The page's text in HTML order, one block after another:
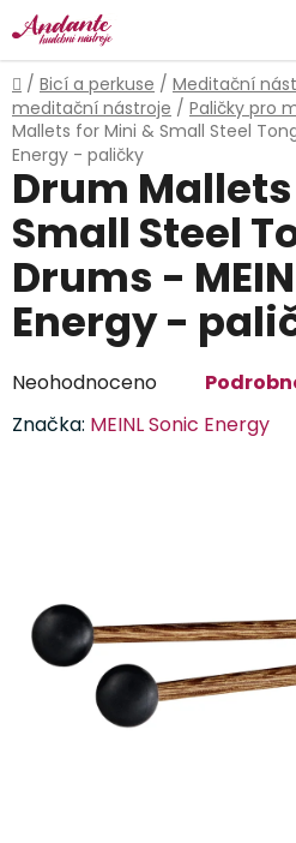
Přejít
na
obsah
Domů
/ Bicí a perkuse / Meditační
meditační nástroje / Paličky pro
Mallets for Mini & Small Steel
Energy - paličky
Drum
Small Steel
Drums -
Energy -
Průměrné
produktu
hvězdiček.
Neohodnoceno
Značka: MEINL Sonic Energy